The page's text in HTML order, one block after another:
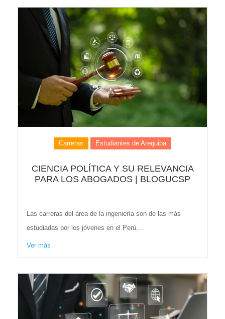
Carreras Estudiantes de Arequipa
CIENCIA POLÍTICA Y SU RELEVANCIA
PARA LOS ABOGADOS | BLOGUCSP
Las carreras del área de la ingeniería son de las más
estudiadas por los jóvenes en el Perú,...
Ver más